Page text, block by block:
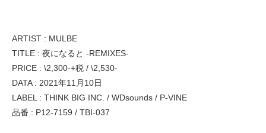
ARTIST : MULBE
TITLE : 夜になると -REMIXES-
PRICE : \2,300-+税 / \2,530-
DATA : 2021年11月10日
LABEL : THINK BIG INC. / WDsounds / P-VINE
品番 : P12-7159 / TBI-037